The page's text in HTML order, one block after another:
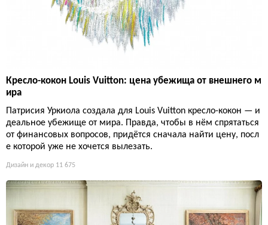
Кресло-кокон Louis Vuitton: цена убежища от внешнего м
ира
Патрисия Уркиола создала для Louis Vuitton кресло-кокон — и
деальное убежище от мира. Правда, чтобы в нём спрятаться
от финансовых вопросов, придётся сначала найти цену, посл
е которой уже не хочется вылезать.
Дизайн и декор 11 675